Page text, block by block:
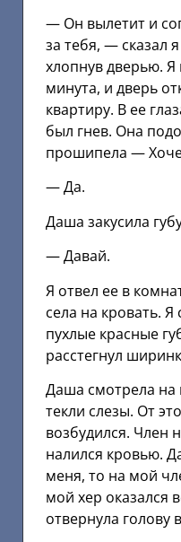
— Он вылетит и
за тебя, — сказал
хлопнув дверью.
минута, и дверь
квартиру. В ее
был гнев. Она
прошипела —
— Да.
Даша закусила
— Давай.
Я отвел ее в
села на кровать. Я
пухлые красные
расстегнул
Даша смотрела
текли слезы. От
возбудился. Член
налился кровью.
меня, то на мой
мой хер оказался
отвернула голову